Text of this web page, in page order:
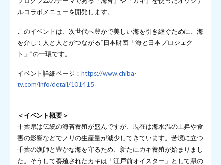
ルコラボメニューを開発します。
このイベントは、次世代へ豊かで美しい海を引き継ぐために、海
を介して人と人とがつながる“日本財団「海と日本プロジェク
ト」”の一環です。
イベント詳細ページ： https://www.chiba-
tv.com/info/detail/101415
＜イベント概要＞
千葉県は伝統の海苔養殖が盛んですが、現在は海水温の上昇や食
害の影響などでノリの生産量が減少してきています。苦境に立つ
千葉の漁師と豊かな海を守るため、新たにカキ養殖が始まりまし
た。そうして養殖されたカキは「江戸前オイスター」として県の